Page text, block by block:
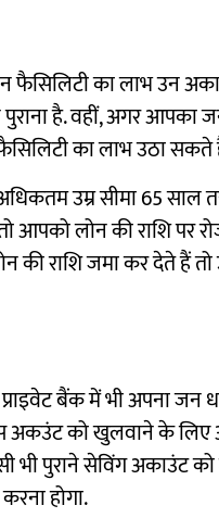
का लाभ उन
है. वहीं, अगर आपका
का लाभ उठा सकते
उम्र सीमा 65 साल
लोन की राशि पर
की राशि जमा कर देते हैं
बैंक में भी अपना जन
अकउंट को खुलवाने के
भी पुराने सेविंग अकाउंट
होगा.